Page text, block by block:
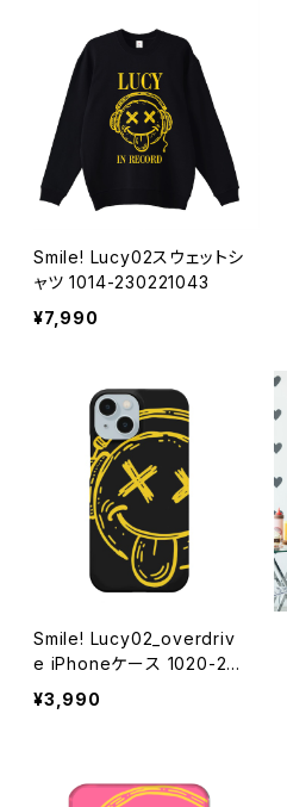
Smile! Lucy02スウェットシ
ャツ 1014-230221043
¥7,990
Smile! Lucy02_overdriv
e iPhoneケース 1020-241
126082
¥3,990